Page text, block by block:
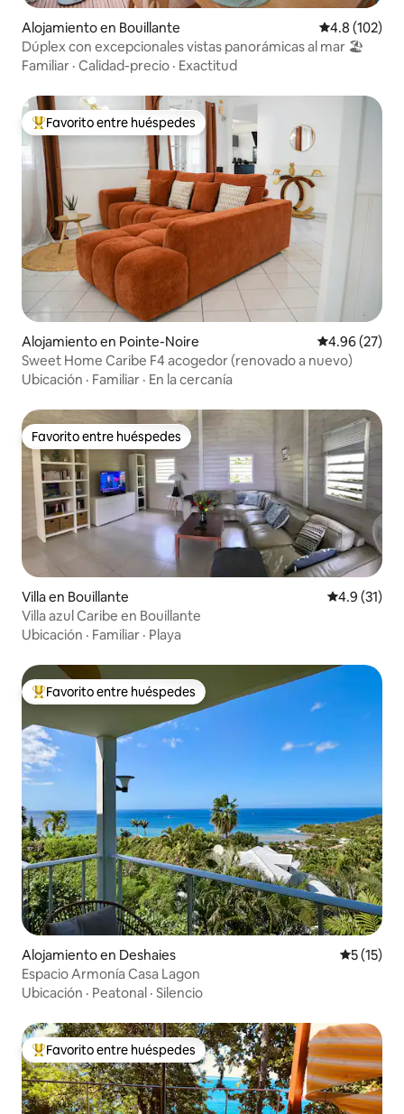
Alojamiento en Bouillante Calificación
4.8 (102)
Dúplex con excepcionales vistas panorámicas al mar 🏖
Familiar · Calidad-precio · Exactitud
Favorito entre huéspedes preferido
Favorito entre huéspedes
Alojamiento en Pointe-Noire Calificación
4.96 (27)
Sweet Home Caribe F4 acogedor (renovado a nuevo)
Ubicación · Familiar · En la cercanía
Favorito entre huéspedes
Favorito entre huéspedes
Villa en Bouillante Calificación
4.9 (31)
Villa azul Caribe en Bouillante
Ubicación · Familiar · Playa
Favorito entre huéspedes preferido
Favorito entre huéspedes
Alojamiento en Deshaies
5 (15)
Espacio Armonía Casa Lagon
Ubicación · Peatonal · Silencio
Favorito entre huéspedes preferido
Favorito entre huéspedes